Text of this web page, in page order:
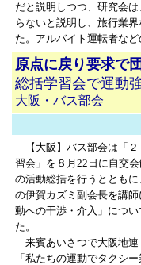
だと説明しつつ、研究会
らないと説明し、旅行業
た。アルバイト運転者な
原点に戻り要求で
総括学習会で運動
大阪・バス部会
【大阪】バス部会は「２
習会」を８月22日に自交
の活動総括を行うととも
の伊賀カズミ副会長を講
動への干渉・介入」につ
た。
来賓あいさつで大阪地連
「私たちの運動でタクシ